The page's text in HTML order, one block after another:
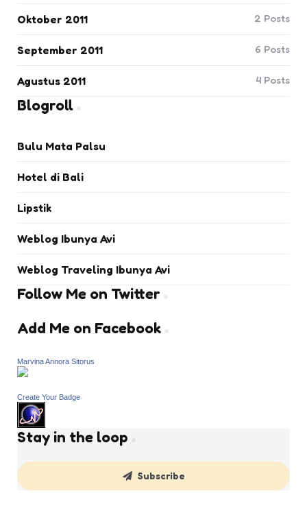
Oktober 2011 2 Posts
September 2011 6 Posts
Agustus 2011 4 Posts
Blogroll
Bulu Mata Palsu
Hotel di Bali
Lipstik
Weblog Ibunya Avi
Weblog Traveling Ibunya Avi
Follow Me on Twitter
Add Me on Facebook
Marvina Annora Sitorus
Create Your Badge
Stay in the loop
Subscribe